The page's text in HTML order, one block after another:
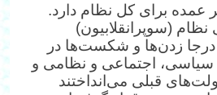
عمده برای کل نظام دارد.
نظام (سوپرانقلابیون)
زدن‌ها و شکست‌ها در
سیاسی، اجتماعی و نظامی و
قبلی می‌انداختند